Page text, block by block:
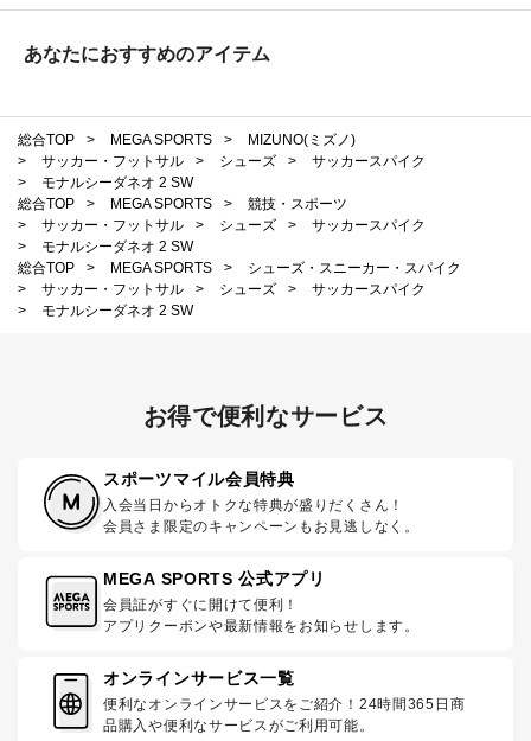
あなたにおすすめのアイテム
総合TOP > MEGA SPORTS >
MIZUNO(ミズノ)
>
サッカー・フットサル > シューズ >
サッカースパイク
>
モナルシーダネオ 2 SW
総合TOP
> MEGA SPORTS >
競技・スポーツ
>
サッカー・フットサル > シューズ >
サッカースパイク
>
モナルシーダネオ 2 SW
総合TOP
> MEGA SPORTS >
シューズ・スニーカー・スパイク
>
サッカー・フットサル > シューズ >
サッカースパイク
>
モナルシーダネオ 2 SW
お得で便利なサービス
スポーツマイル会員特典
入会当日からオトクな特典が盛りだくさん！
会員さま限定のキャンペーンもお見逃しなく。
MEGA SPORTS 公式アプリ
会員証がすぐに開けて便利！
アプリクーポンや最新情報をお知らせします。
オンラインサービス一覧
便利なオンラインサービスをご紹介！24時間365日商
品購入や便利なサービスがご利用可能。